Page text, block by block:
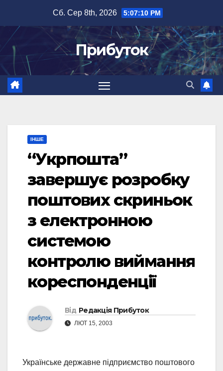
вмісту
Сб. Сер 8th, 2026 5:07:11 PM
Прибуток
ІНШЕ
“Укрпошта”
завершує розробку
поштових скриньок
з електронною
системою
контролю виймання
кореспонденції
Від Редакція Прибуток
ЛЮТ 15, 2003
Українське державне підприємство поштового